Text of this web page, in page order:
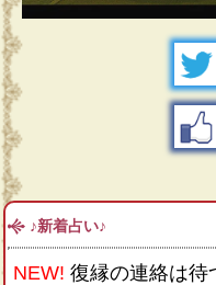
♪新着占い♪
NEW! 復縁の連絡は待